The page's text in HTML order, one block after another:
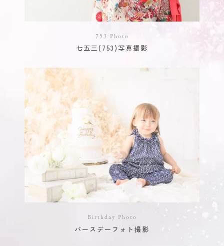
753 Photo
七五三(753)写真撮影
Birthday Photo
バースデーフォト撮影